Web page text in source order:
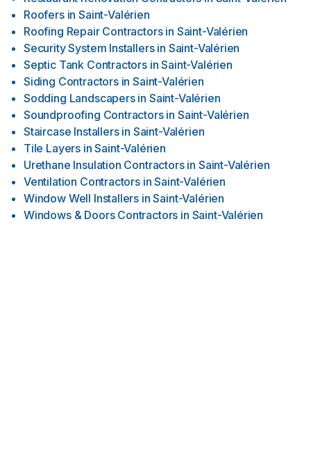
Roofers in Saint-Valérien
Roofing Repair Contractors in Saint-Valérien
Security System Installers in Saint-Valérien
Septic Tank Contractors in Saint-Valérien
Siding Contractors in Saint-Valérien
Sodding Landscapers in Saint-Valérien
Soundproofing Contractors in Saint-Valérien
Staircase Installers in Saint-Valérien
Tile Layers in Saint-Valérien
Urethane Insulation Contractors in Saint-Valérien
Ventilation Contractors in Saint-Valérien
Window Well Installers in Saint-Valérien
Windows & Doors Contractors in Saint-Valérien